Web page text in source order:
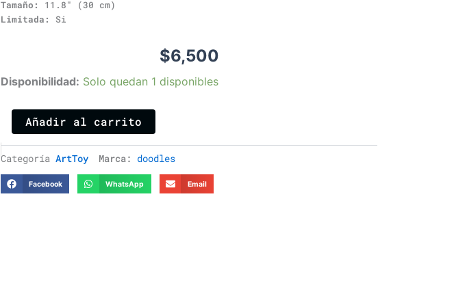
Tamaño: 11.8″ (30 cm)
Limitada: Si
$6,500
Disponibilidad: Solo quedan 1 disponibles
Zen
Doodle
Añadir al carrito
Categoría ArtToy Marca: doodles
Facebook WhatsApp Email